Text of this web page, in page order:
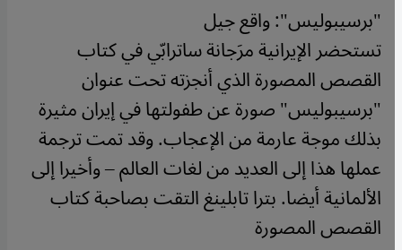
"برسيبوليس": واقع جيل
تستحضر الإيرانية مرَجانة ساترابّي في كتاب
القصص المصورة الذي أنجزته تحت عنوان
"برسيبوليس" صورة عن طفولتها في إيران مثيرة
بذلك موجة عارمة من الإعجاب. وقد تمت ترجمة
عملها هذا إلى العديد من لغات العالم – وأخيرا إلى
الألمانية أيضا. بترا تابلينغ التقت بصاحبة كتاب
القصص المصورة